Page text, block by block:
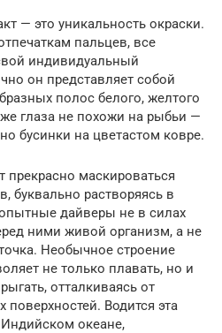
— это уникальность окраски.
пальцев, все
индивидуальный
он представляет собой
полос белого, желтого
глаза не похожи на рыбьи —
бусинки на цветастом ковре.
прекрасно маскироваться
буквально растворяясь в
дайверы не в силах
ними живой организм, а не
Необычное строение
не только плавать, но и
отталкиваясь от
Водится эта
океане,